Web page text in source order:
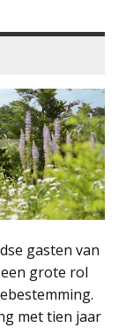
gasten van
grote rol
met tien jaar